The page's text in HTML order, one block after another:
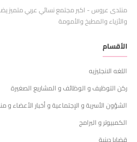
منتدى عروس - اكبر مجتمع نسائي عربي متميز
والأزياء والمطبخ والأمومة
الأقسام
اللغه الانجليزيه
ركن التوظيف و الوظائف و المشاريع الصغيرة
الشؤون الأسرية و الإجتماعية و أخبار الأعضاء و
الكمبيوتر و البرامج
قضايا دينية